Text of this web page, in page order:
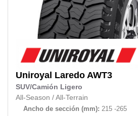
Uniroyal Laredo AWT3
SUV/Camión Ligero
All-Season / All-Terrain
Ancho de sección (mm): 215 -265